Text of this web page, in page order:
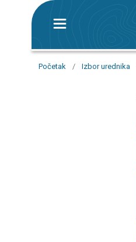
Početak / Izbor urednika